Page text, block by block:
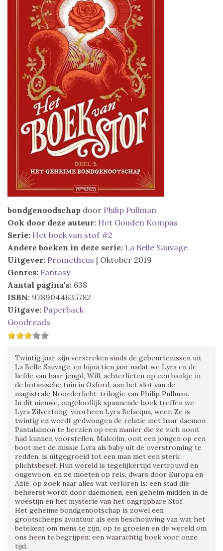
bondgenoodschap door Philip Pullman
Ook door deze auteur: Het Gouden Kompas
Serie: Het boek van stof #2
Andere boeken in deze serie: La Belle Sauvage
Uitgever: Prometheus | Oktober 2019
Genres: Fantasy
Aantal pagina's: 638
ISBN: 9789044635782
Uitgave: Paperback
Goodreads
Twintig jaar zijn verstreken sinds de gebeurtenissen uit
La Belle Sauvage, en bijna tien jaar nadat we Lyra en de
liefde van haar jeugd, Will, achterlieten op een bankje in
de botanische tuin in Oxford, aan het slot van de
magistrale Noorderlicht-trilogie van Philip Pullman.
In dit nieuwe, ongelooflijk spannende boek treffen we
Lyra Zilvertong, voorheen Lyra Belacqua, weer. Ze is
twintig en wordt gedwongen de relatie met haar daemon
Pantalaimon te herzien op een manier die ze zich nooit
had kunnen voorstellen. Malcolm, ooit een jongen op een
boot met de missie Lyra als baby uit de overstroming te
redden, is uitgegroeid tot een man met een sterk
plichtsbesef. Hun wereld is tegelijkertijd vertrouwd en
ongewoon, en ze moeten op reis, dwars door Europa en
Azië, op zoek naar alles wat verloren is: een stad die
beheerst wordt door daemonen, een geheim midden in de
woestijn en het mysterie van het ongrijpbare Stof.
Het geheime bondgenootschap is zowel een
grootscheeps avontuur als een beschouwing van wat het
betekent om mens te zijn, op te groeien en de wereld om
ons heen te begrijpen: een waarachtig boek voor onze
tijd.